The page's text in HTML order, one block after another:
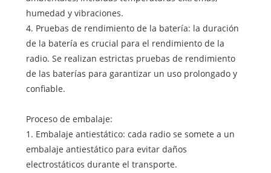
humedad y vibraciones.
4. Pruebas de rendimiento de la batería: la duración
de la batería es crucial para el rendimiento de la
radio. Se realizan estrictas pruebas de rendimiento
de las baterías para garantizar un uso prolongado y
confiable.
Proceso de embalaje:
1. Embalaje antiestático: cada radio se somete a un
embalaje antiestático para evitar daños
electrostáticos durante el transporte.